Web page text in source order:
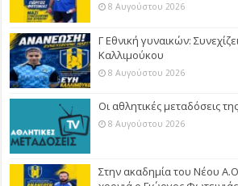
8 Αυγούστου 2026
Γ Εθνική γυναικών:
Καλλιμούκου
8 Αυγούστου 2026
Οι αθλητικές μεταδόσεις
8 Αυγούστου 2026
Στην ακαδημία του Νέου